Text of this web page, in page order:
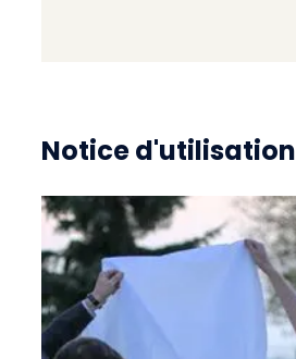
Notice d'utilisation